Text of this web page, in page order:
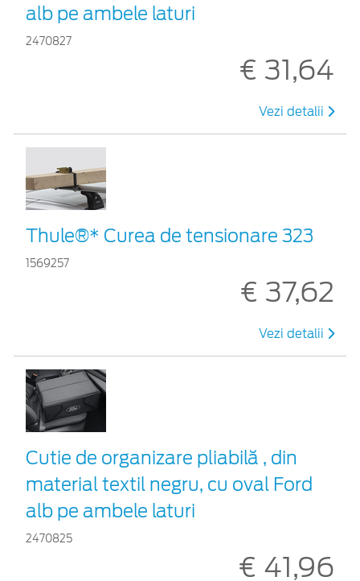
alb pe ambele laturi
2470827
€ 31,64
Vezi detalii
Thule®* Curea de tensionare 323
1569257
€ 37,62
Vezi detalii
Cutie de organizare pliabilă , din
material textil negru, cu oval Ford
alb pe ambele laturi
2470825
€ 41,96